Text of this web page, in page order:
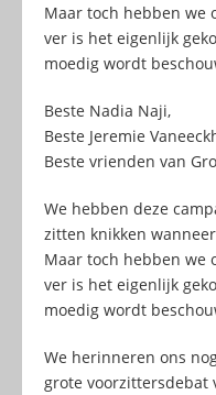
Maar toch hebben we
ver is het eigenlijk
moedig wordt
Beste Nadia Naji,
Beste Jeremie
Beste vrienden van
We hebben deze
zitten knikken
Maar toch hebben we
ver is het eigenlijk
moedig wordt
We herinneren ons
grote voorzittersdebat